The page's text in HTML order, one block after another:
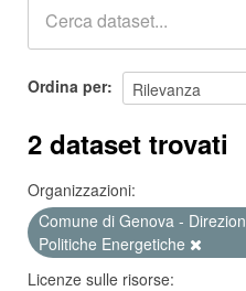
Ordina per
2 dataset trovati
Organizzazioni:
Comune di Genova -
Politiche Energetiche
Licenze sulle risorse: